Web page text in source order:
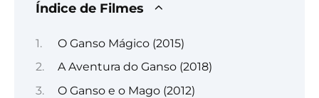
Índice de Filmes
O Ganso Mágico (2015)
A Aventura do Ganso (2018)
O Ganso e o Mago (2012)